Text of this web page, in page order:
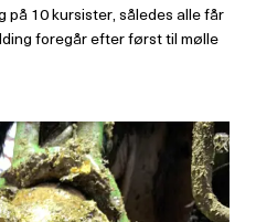
10 kursister, således alle får
foregår efter først til mølle